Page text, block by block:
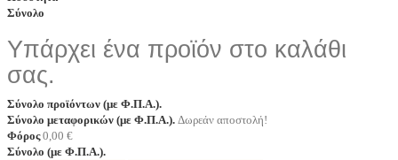
Σύνολο
Υπάρχει ένα προϊόν στο καλάθι
σας.
Σύνολο προϊόντων (με Φ.Π.Α.).
Σύνολο μεταφορικών (με Φ.Π.Α.). Δωρεάν αποστολή!
Φόρος 0,00 €
Σύνολο (με Φ.Π.Α.).